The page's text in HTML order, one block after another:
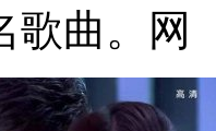
歌曲。网